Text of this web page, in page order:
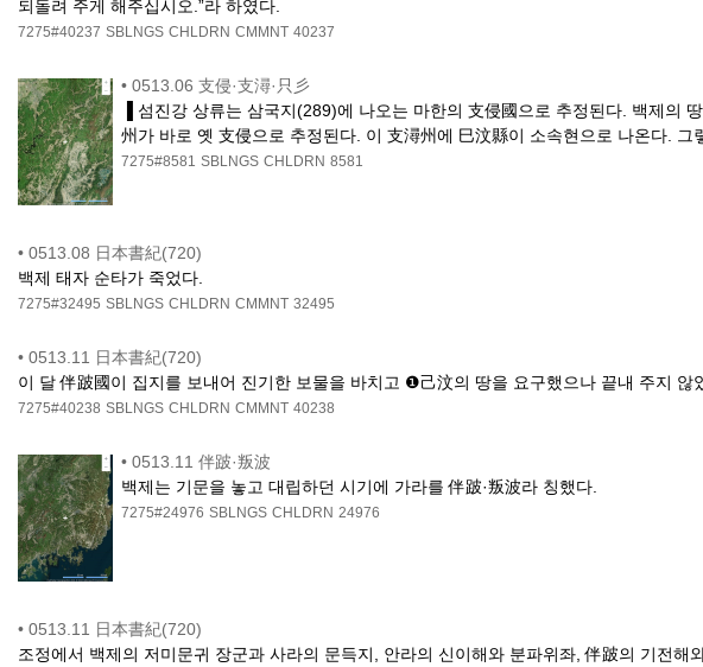
되돌려 주게 해주십시오.”라 하였다.
7275#40237 SBLNGS CHLDRN CMMNT 40237
• 0513.06 支侵·支潯·只彡
▐ 섬진강 상류는 삼국지(289)에 나오는 마한의 支侵國으로 추정된다. 백제의
州가 바로 옛 支侵으로 추정된다. 이 支潯州에 巳汶縣이 소속현으로 나온다. 그
7275#8581 SBLNGS CHLDRN 8581
• 0513.08 日本書紀(720)
백제 태자 순타가 죽었다.
7275#32495 SBLNGS CHLDRN CMMNT 32495
• 0513.11 日本書紀(720)
이 달 伴跛國이 집지를 보내어 진기한 보물을 바치고 ❶己汶의 땅을 요구했으나 끝내 주지 않
7275#40238 SBLNGS CHLDRN CMMNT 40238
• 0513.11 伴跛·叛波
백제는 기문을 놓고 대립하던 시기에 가라를 伴跛·叛波라 칭했다.
7275#24976 SBLNGS CHLDRN 24976
• 0513.11 日本書紀(720)
조정에서 백제의 저미문귀 장군과 사라의 문득지, 안라의 신이해와 분파위좌, 伴跛의 기전